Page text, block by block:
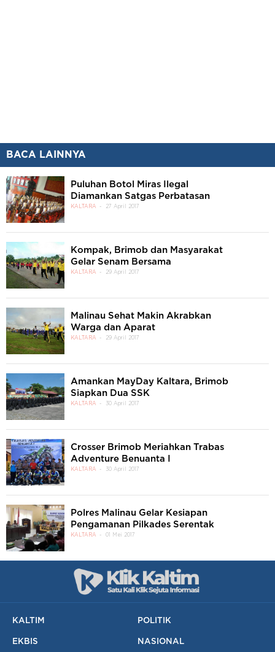
BACA LAINNYA
Puluhan Botol Miras Ilegal
Diamankan Satgas Perbatasan
KALTARA 27 April 2017
Kompak, Brimob dan Masyarakat
Gelar Senam Bersama
KALTARA 29 April 2017
Malinau Sehat Makin Akrabkan
Warga dan Aparat
KALTARA 29 April 2017
Amankan MayDay Kaltara, Brimob
Siapkan Dua SSK
KALTARA 30 April 2017
Crosser Brimob Meriahkan Trabas
Adventure Benuanta I
KALTARA 30 April 2017
Polres Malinau Gelar Kesiapan
Pengamanan Pilkades Serentak
KALTARA 01 Mei 2017
KALTIM POLITIK
EKBIS NASIONAL